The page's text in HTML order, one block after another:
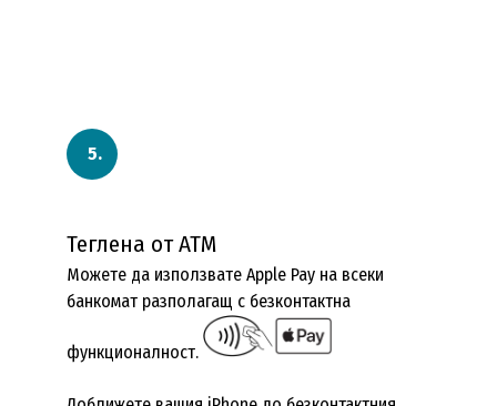
Теглена от АТМ
Можете да използвате Apple Pay на всеки
банкомат разполагащ с безконтактна
функционалност.